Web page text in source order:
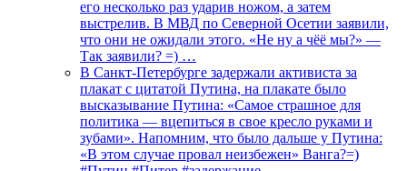
его несколько раз ударив ножом, а затем
выстрелив. В МВД по Северной Осетии заявили,
что они не ожидали этого. «Не ну а чёё мы?» —
Так заявили? =) …
В Санкт-Петербурге задержали активиста за
плакат с цитатой Путина, на плакате было
высказывание Путина: «Самое страшное для
политика — вцепиться в свое кресло руками и
зубами». Напомним, что было дальше у Путина:
«В этом случае провал неизбежен» Ванга?=)